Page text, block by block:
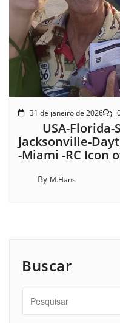
31 de janeiro de 2026
USA-Florida-
Jacksonville-
-Miami -RC Icon
By M.Hans
Buscar